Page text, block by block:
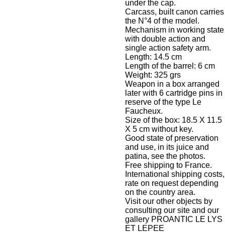
under the cap.
Carcass, built canon carries
the N°4 of the model.
Mechanism in working state
with double action and
single action safety arm.
Length: 14.5 cm
Length of the barrel: 6 cm
Weight: 325 grs
Weapon in a box arranged
later with 6 cartridge pins in
reserve of the type Le
Faucheux.
Size of the box: 18.5 X 11.5
X 5 cm without key.
Good state of preservation
and use, in its juice and
patina, see the photos.
Free shipping to France.
International shipping costs,
rate on request depending
on the country area.
Visit our other objects by
consulting our site and our
gallery PROANTIC LE LYS
ET LEPEE